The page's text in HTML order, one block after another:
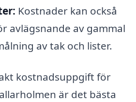
Kostnader kan också
avlägsnande av gammal
av tak och lister.
kostnadsuppgift för
är det bästa